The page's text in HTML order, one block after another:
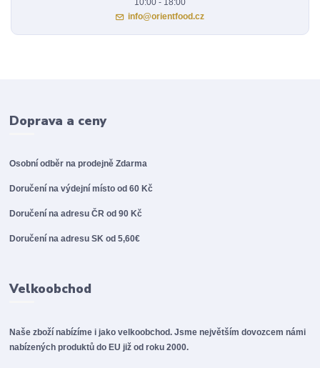
info@orientfood.cz
Doprava a ceny
Osobní odběr na prodejněZdarma
Doručení na výdejní místo od 60 Kč
Doručení na adresu ČR od 90 Kč
Doručení na adresu SK od 5,60€
Velkoobchod
Naše zboží nabízíme i jako velkoobchod. Jsme největším dovozcem námi
nabízených produktů do EU již od roku 2000.